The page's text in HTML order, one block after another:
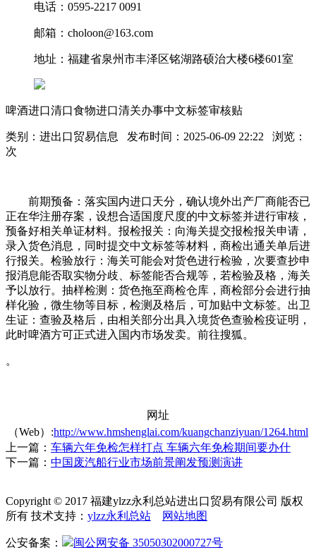
电话：0595-2217 0091
邮箱：choloon@163.com
地址：福建省泉州市丰泽区铭湖路硕治大楼6楼601室
啤酒进口清口食物进口清关办事中文标签审核贴
类别：进出口贸易信息 发布时间：2025-06-09 22:22 浏览：
次
前期预备：落实国内进口天分，确认境外出产厂商能否已
正在华注册存案，设想合适国度尺度的中文标签并进行审核，
预备好相关单证材料。报检报关：向海关提交报检报关申请，
录入货色消息，同时提交中文标签等材料，商检出通关单后进
行报关。检验放行：海关可能会对货色进行检验，次要查抄申
报消息能否取实物分歧、标签能否合规等，若检验及格，海关
予以放行。抽样检测：货色拖至商检仓库，商检部分会进行抽
样化验，微生物等目标，检测及格后，可加贴中文标签。出卫
生证：查验及格后，由相关部分出具入境货色查验检疫证明，
此时啤酒方可正式进入国内市场发卖。前往搜狐。
。
网址
（Web）:http://www.hmshenglai.com/kuangchanziyuan/1264.html
上一篇： 车辆六年免检怎样打点 车辆六年免检期间要办什
下一篇： 中国废汽船行业市场前景阐发预测演讲
Copyright © 2017 福建ylzz永利总站进出口贸易有限公司 版权
所有 技术支持： ylzz永利总站 网站地图
公安备案： 闽公网安备 35050302000727号